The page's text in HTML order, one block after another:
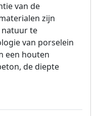
van de
zijn
natuur te
van porselein
een houten
de diepte